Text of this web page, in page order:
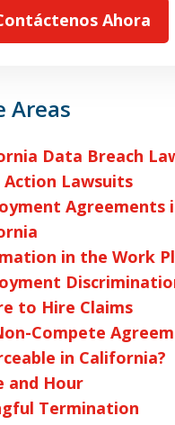
Ahora
Areas
Data Breach
Action Lawsuits
Agreements
in the Work
to Hire Claims
Compete
in California?
and Hour
Termination